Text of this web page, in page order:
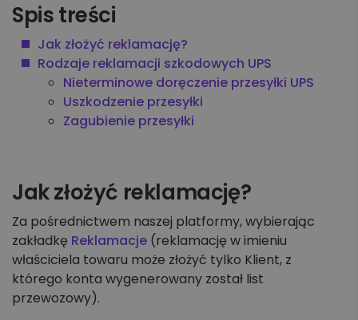
Koszyk zleceń, importy, integracje
Przesyłki krajowe
Przesyłki międzynarodowe
Apaczka PRO
Regulaminy i Cenniki
Spis treści
Jak złożyć reklamację?
Rodzaje reklamacji szkodowych UPS
Nieterminowe doręczenie przesyłki UPS
Uszkodzenie przesyłki
Zagubienie przesyłki
Jak złożyć reklamację?
Za pośrednictwem naszej platformy, wybierając
zakładkę Reklamacje (reklamację w imieniu
właściciela towaru może złożyć tylko Klient, z
którego konta wygenerowany został list
przewozowy).